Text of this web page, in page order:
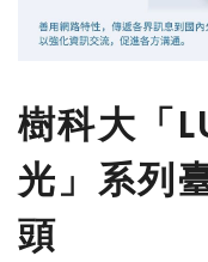
樹科大「
光」系列
頭